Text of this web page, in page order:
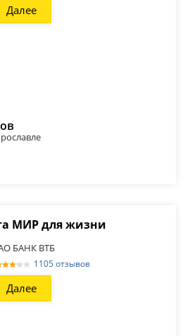
Далее
МИР для жизни
БАНК ВТБ
1105 отзывов
Далее